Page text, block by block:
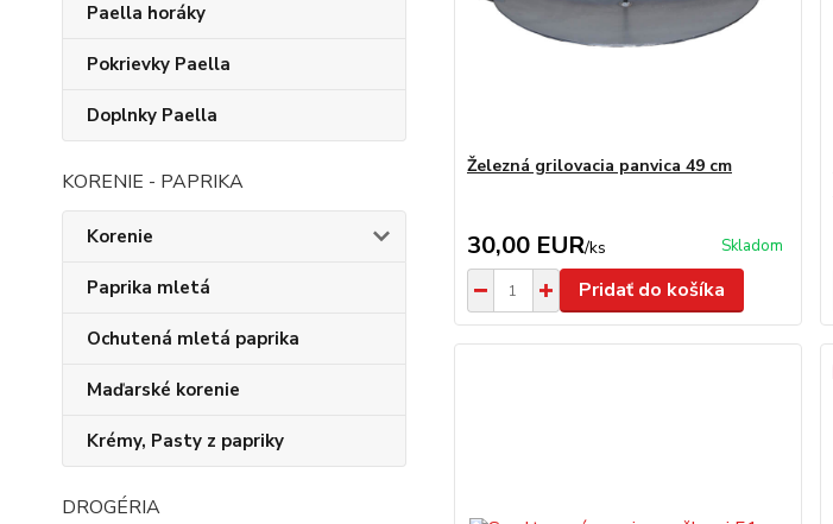
Paella horáky
Pokrievky Paella
Doplnky Paella
KORENIE - PAPRIKA
Korenie
Paprika mletá
Ochutená mletá paprika
Maďarské korenie
Krémy, Pasty z papriky
DROGÉRIA
Železná grilovacia panvica 49 cm
30,00 EUR/ks Skladom
Pridať do košíka